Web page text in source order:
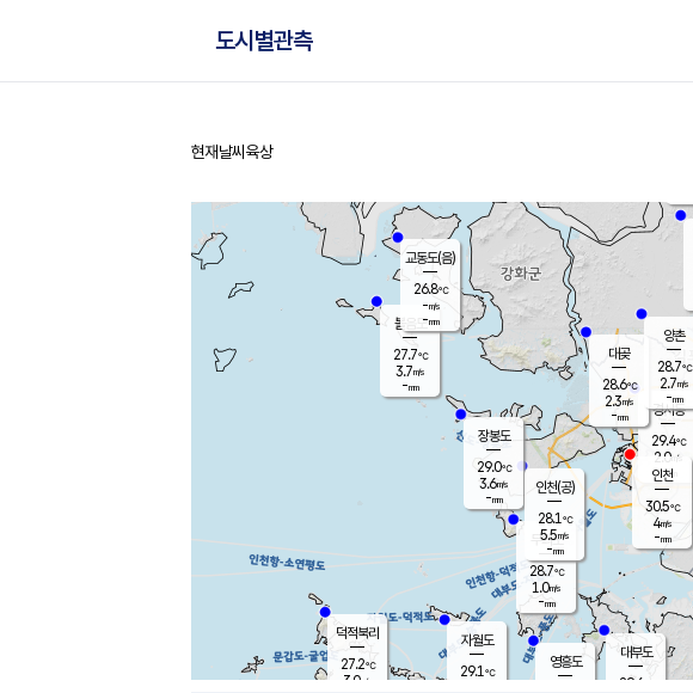
도시별관측
홈
현재날씨 육상
무의도
28.7℃
1.0m/s
-mm
영흥도
볼음도
27.7℃
3.7m/s
-mm
자월도
29.1℃
장봉도
29.0℃
3.6m/s
-mm
대부도
29.6
경서동
29.4℃
2.0m/s
-mm
대곶
28.6℃
2.3m/s
-mm
양촌
28.7℃
2.7m/s
-mm
덕적북리
27.2℃
3.0m/s
인천(공)
28.1℃
5.5m/s
-mm
교동도(음)
26.8℃
-m/s
-mm
인천
30.5℃
4m/s
-mm